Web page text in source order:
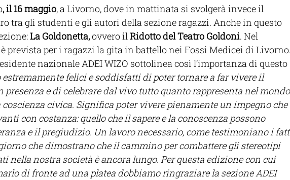
, il 16 maggio, a Livorno, dove in mattinata si svolgerà invece il
tra gli studenti e gli autori della sezione ragazzi. Anche in questo
La Goldonetta, ovvero il Ridotto del Teatro Goldoni. Nel
prevista per i ragazzi la gita in battello nei Fossi Medicei di Livorno.
nazionale ADEI WIZO sottolinea così l’importanza di questo
estremamente felici e soddisfatti di poter tornare a far vivere il
presenza e di celebrare dal vivo tutto quanto rappresenta nel mondo
coscienza civica. Significa poter vivere pienamente un impegno che
con costanza: quello che il sapere e la conoscenza possono
e il pregiudizio. Un lavoro necessario, come testimoniano i
che dimostrano che il cammino per combattere gli stereotipi
nella nostra società è ancora lungo. Per questa edizione con cui
di fronte ad una platea dobbiamo ringraziare la sezione ADEI